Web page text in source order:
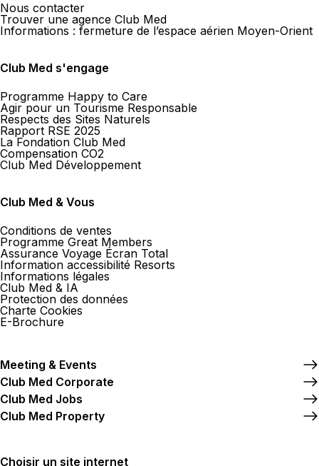
Nous contacter
Trouver une agence Club Med
Informations : fermeture de l’espace aérien Moyen-Orient
Club Med s'engage
Programme Happy to Care
Agir pour un Tourisme Responsable
Respects des Sites Naturels
Rapport RSE 2025
La Fondation Club Med
Compensation CO2
Club Med Développement
Club Med & Vous
Conditions de ventes
Programme Great Members
Assurance Voyage Écran Total
Information accessibilité Resorts
Informations légales
Club Med & IA
Protection des données
Charte Cookies
E-Brochure
Meeting & Events
Club Med Corporate
Club Med Jobs
Club Med Property
Choisir un site internet